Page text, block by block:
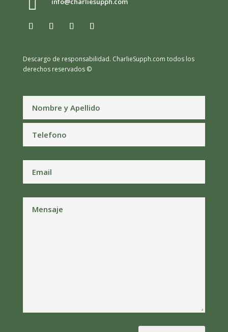

Descargo de responsabilidad. CharlieSupph.com todos los
derechos reservados ©